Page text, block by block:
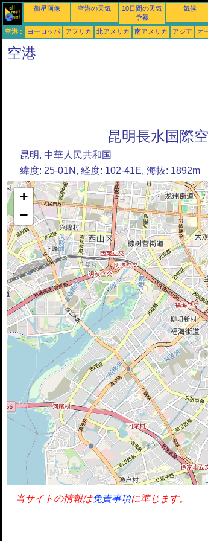
衛星画像 空港の天気
10日間の天気
予報
気候
空港 : ヨーロッパ アフリカ 北アメリカ 南アメリカ アジア オ
空港
昆明長水国際
昆明, 中華人民共和国
緯度: 25-01N, 経度: 102-41E, 海抜: 1892m
+
−
当サイトの情報は免責事項に準じます。